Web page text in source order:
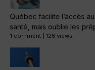
Québec facilite l’accès
santé, mais oublie les
1 comment 126 views